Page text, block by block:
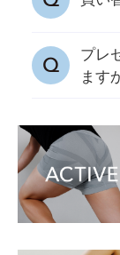
の伸
生地
まし
プレ
ます
人、
めで